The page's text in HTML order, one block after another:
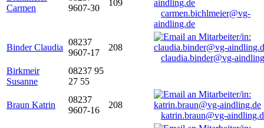
Carmen
9607-30
109
carmen.bichlmeier@vg-
aindling.de
Binder Claudia
08237
9607-17
208
claudia.binder@vg-
Birkmeir
Susanne
08237 95
27 55
Braun Katrin
08237
9607-16
208
katrin.braun@vg-